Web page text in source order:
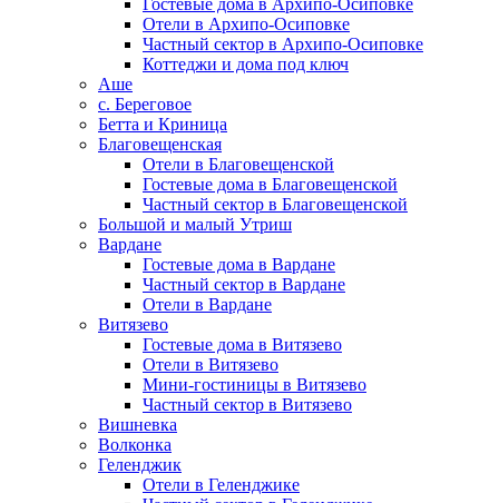
Гостевые дома в Архипо-Осиповке
Отели в Архипо-Осиповке
Частный сектор в Архипо-Осиповке
Коттеджи и дома под ключ
Аше
с. Береговое
Бетта и Криница
Благовещенская
Отели в Благовещенской
Гостевые дома в Благовещенской
Частный сектор в Благовещенской
Большой и малый Утриш
Вардане
Гостевые дома в Вардане
Частный сектор в Вардане
Отели в Вардане
Витязево
Гостевые дома в Витязево
Отели в Витязево
Мини-гостиницы в Витязево
Частный сектор в Витязево
Вишневка
Волконка
Геленджик
Отели в Геленджике